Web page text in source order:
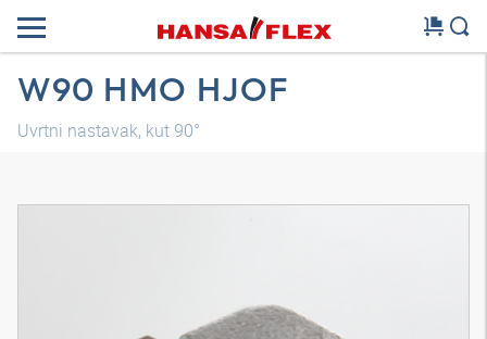
W90 HMO HJOF
Uvrtni nastavak, kut 90°